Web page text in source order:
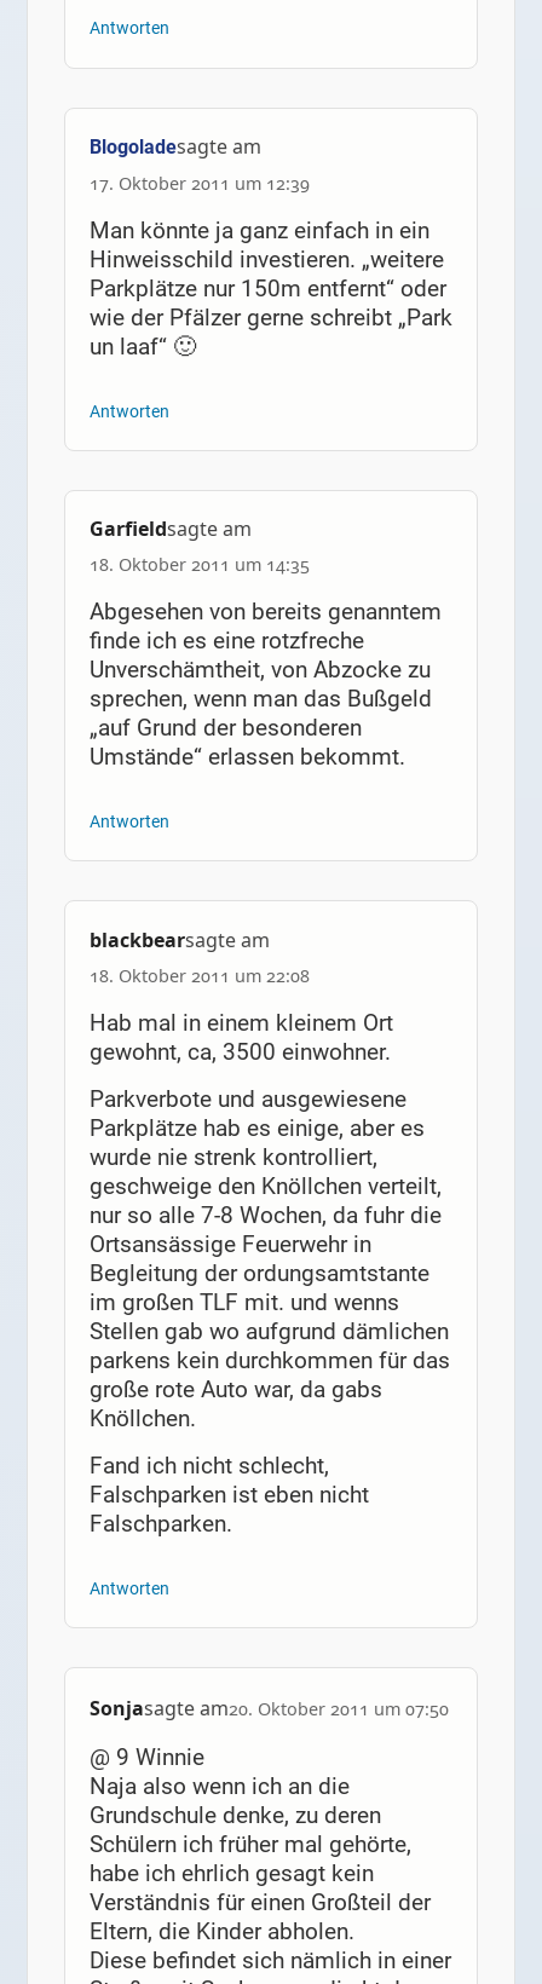
Antworten
Blogoladesagte am
17. Oktober 2011 um 12:39
Man könnte ja ganz einfach in ein
Hinweisschild investieren. „weitere
Parkplätze nur 150m entfernt“ oder
wie der Pfälzer gerne schreibt „Park
un laaf“ 🙂
Antworten
Garfieldsagte am
18. Oktober 2011 um 14:35
Abgesehen von bereits genanntem
finde ich es eine rotzfreche
Unverschämtheit, von Abzocke zu
sprechen, wenn man das Bußgeld
„auf Grund der besonderen
Umstände“ erlassen bekommt.
Antworten
blackbearsagte am
18. Oktober 2011 um 22:08
Hab mal in einem kleinem Ort
gewohnt, ca, 3500 einwohner.
Parkverbote und ausgewiesene
Parkplätze hab es einige, aber es
wurde nie strenk kontrolliert,
geschweige den Knöllchen verteilt,
nur so alle 7-8 Wochen, da fuhr die
Ortsansässige Feuerwehr in
Begleitung der ordungsamtstante
im großen TLF mit. und wenns
Stellen gab wo aufgrund dämlichen
parkens kein durchkommen für das
große rote Auto war, da gabs
Knöllchen.
Fand ich nicht schlecht,
Falschparken ist eben nicht
Falschparken.
Antworten
Sonjasagte am20. Oktober 2011 um 07:50
@ 9 Winnie
Naja also wenn ich an die
Grundschule denke, zu deren
Schülern ich früher mal gehörte,
habe ich ehrlich gesagt kein
Verständnis für einen Großteil der
Eltern, die Kinder abholen.
Diese befindet sich nämlich in einer